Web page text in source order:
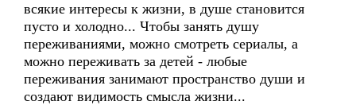
всякие интересы к жизни, в душе становится
пусто и холодно... Чтобы занять душу
переживаниями, можно смотреть сериалы, а
можно переживать за детей - любые
переживания занимают пространство души и
создают видимость смысла жизни...